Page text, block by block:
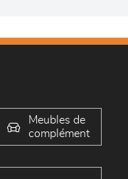
Meubles de
complément